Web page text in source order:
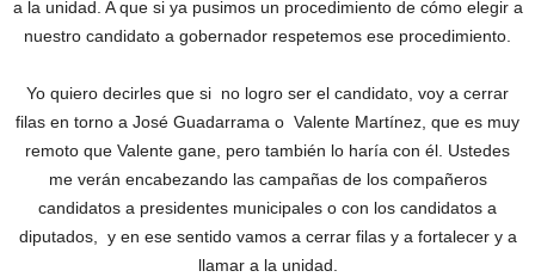
a la unidad. A que si ya pusimos un procedimiento de cómo elegir a
nuestro candidato a gobernador respetemos ese procedimiento.
Yo quiero decirles que si no logro ser el candidato, voy a cerrar
filas en torno a José Guadarrama o Valente Martínez, que es muy
remoto que Valente gane, pero también lo haría con él. Ustedes
me verán encabezando las campañas de los compañeros
candidatos a presidentes municipales o con los candidatos a
diputados, y en ese sentido vamos a cerrar filas y a fortalecer y a
llamar a la unidad.